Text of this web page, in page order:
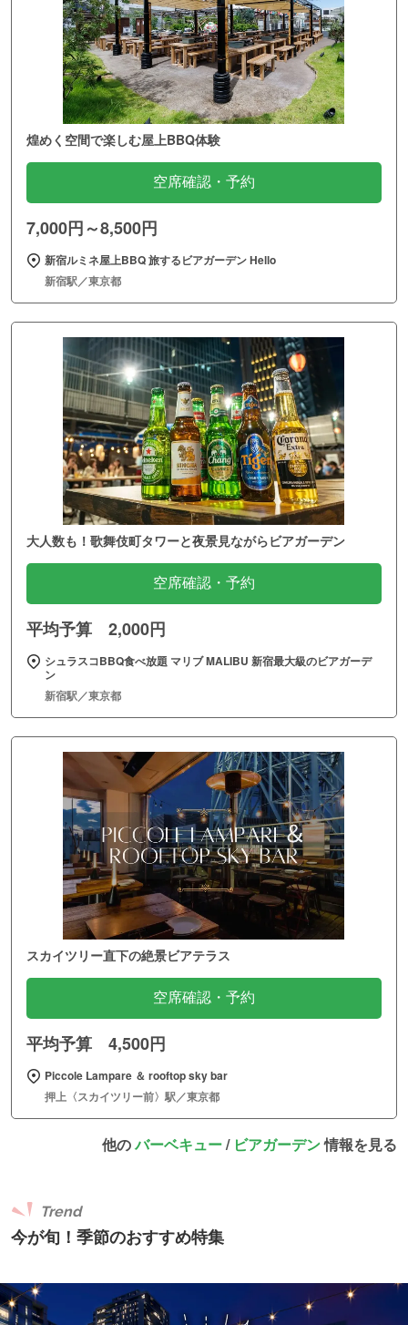
煌めく空間で楽しむ屋上BBQ体験
空席確認・予約
7,000円～8,500円
新宿ルミネ屋上BBQ 旅するビアガーデン Hello
新宿駅／東京都
大人数も！歌舞伎町タワーと夜景見ながらビアガーデン
空席確認・予約
平均予算 2,000円
シュラスコBBQ食べ放題 マリブ MALIBU 新宿最大級のビアガーデ
ン
新宿駅／東京都
スカイツリー直下の絶景ビアテラス
空席確認・予約
平均予算 4,500円
Piccole Lampare ＆ rooftop sky bar
押上〈スカイツリー前〉駅／東京都
他のバーベキュー/ ビアガーデン情報を見る
今が旬！季節のおすすめ特集
Trend